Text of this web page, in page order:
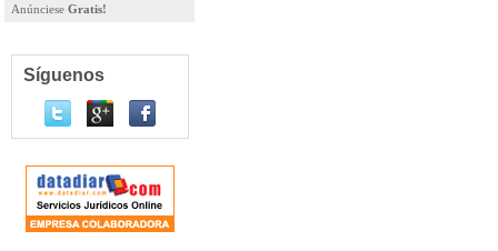
Anúnciese Gratis!
Síguenos